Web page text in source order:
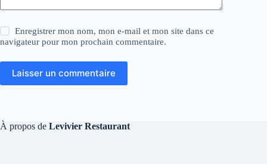
Enregistrer mon nom, mon e-mail et mon site dans ce
navigateur pour mon prochain commentaire.
Laisser un commentaire
À propos de Levivier Restaurant